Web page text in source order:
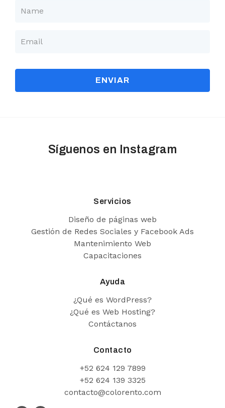
ENVIAR
Síguenos en Instagram
Servicios
Diseño de páginas web
Gestión de Redes Sociales y Facebook Ads
Mantenimiento Web
Capacitaciones
Ayuda
¿Qué es WordPress?
¿Qué es Web Hosting?
Contáctanos
Contacto
+52 624 129 7899
+52 624 139 3325
contacto@colorento.com